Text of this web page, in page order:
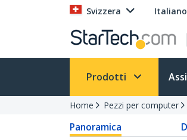
Svizzera Italiano
Prodotti
Home Pezzi per computer
Panoramica